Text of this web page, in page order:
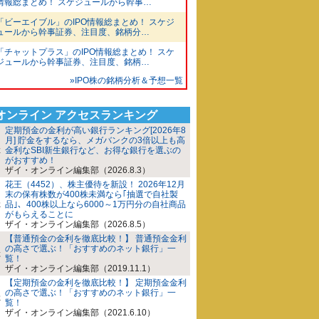
ビーエイブル」のIPO情報総まとめ！ スケジ
ールから幹事証券、注目度、銘柄分…
チャットプラス」のIPO情報総まとめ！ スケ
ュールから幹事証券、注目度、銘柄…
»IPO株の銘柄分析＆予想一覧
ンライン アクセスランキング
定期預金の金利が高い銀行ランキング[2026年8
月] 貯金をするなら、メガバンクの3倍以上も高
金利なSBI新生銀行など、お得な銀行を選ぶの
がおすすめ！
ザイ・オンライン編集部（2026.8.3）
花王（4452）、株主優待を新設！ 2026年12月
末の保有株数が400株未満なら｢抽選で自社製
品｣、400株以上なら6000～1万円分の自社商品
がもらえることに
ザイ・オンライン編集部（2026.8.5）
【普通預金の金利を徹底比較！】 普通預金金利
の高さで選ぶ！「おすすめのネット銀行」一
覧！
ザイ・オンライン編集部（2019.11.1）
【定期預金の金利を徹底比較！】 定期預金金利
の高さで選ぶ！「おすすめのネット銀行」一
覧！
ザイ・オンライン編集部（2021.6.10）